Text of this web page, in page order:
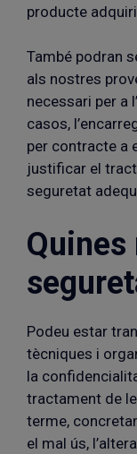
producte
També podran
als nostres
necessari per a
casos,
per contracte a
justificar el
seguretat
Quines
Podeu estar
tècniques i
la
tractament de
terme,
el mal ús,